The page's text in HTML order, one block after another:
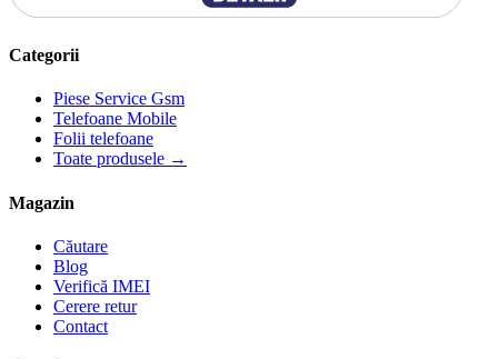
Categorii
Piese Service Gsm
Telefoane Mobile
Folii telefoane
Toate produsele →
Magazin
Căutare
Blog
Verifică IMEI
Cerere retur
Contact